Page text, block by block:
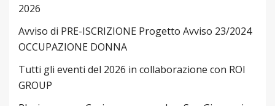
2026
Avviso di PRE-ISCRIZIONE Progetto Avviso 23/2024
OCCUPAZIONE DONNA
Tutti gli eventi del 2026 in collaborazione con ROI
GROUP